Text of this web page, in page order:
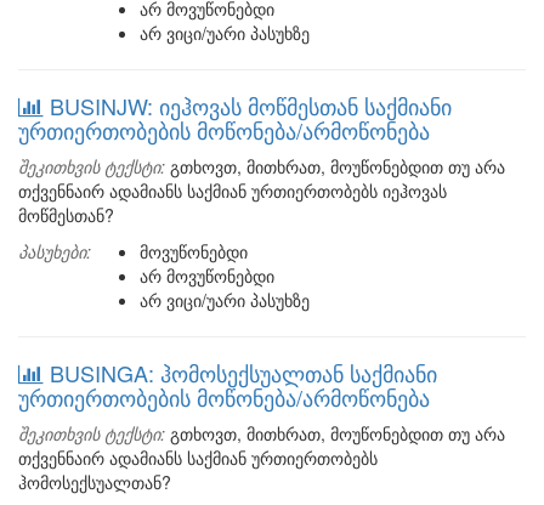
არ მოვუწონებდი
არ ვიცი/უარი პასუხზე
BUSINJW: იეჰოვას მოწმესთან საქმიანი
ურთიერთობების მოწონება/არმოწონება
შეკითხვის ტექსტი: გთხოვთ, მითხრათ, მოუწონებდით თუ არა
თქვენნაირ ადამიანს საქმიან ურთიერთობებს იეჰოვას
მოწმესთან?
პასუხები:
მოვუწონებდი
არ მოვუწონებდი
არ ვიცი/უარი პასუხზე
BUSINGA: ჰომოსექსუალთან საქმიანი
ურთიერთობების მოწონება/არმოწონება
შეკითხვის ტექსტი: გთხოვთ, მითხრათ, მოუწონებდით თუ არა
თქვენნაირ ადამიანს საქმიან ურთიერთობებს
ჰომოსექსუალთან?